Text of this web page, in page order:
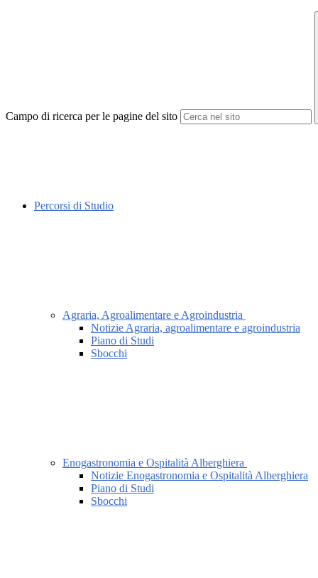
Campo di ricerca per le pagine del sito
Percorsi di Studio
Agraria, Agroalimentare e Agroindustria
Notizie Agraria, agroalimentare e agroindustria
Piano di Studi
Sbocchi
Enogastronomia e Ospitalità Alberghiera
Notizie Enogastronomia e Ospitalità Alberghiera
Piano di Studi
Sbocchi